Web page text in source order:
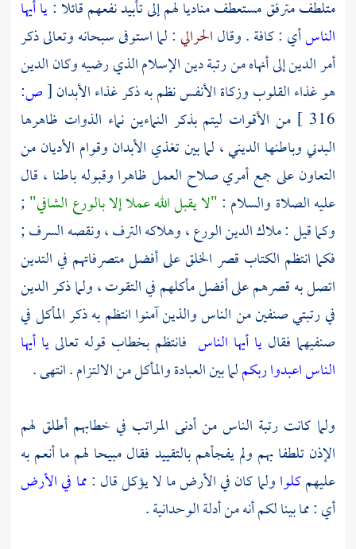
متلطف مترفق مستعطف مناديا لهم إلى تأبيد نفعهم قائلا :يا أيها
الناسأي : كافة . وقالالحرالي: لما استوفى سبحانه وتعالى ذكر
أمر الدين إلى أنهاه من رتبة دين الإسلام الذي رضيه وكان الدين
هو غذاء القلوب وزكاة الأنفس نظم به ذكر غذاء الأبدان[ص:
316 ]
من الأقوات ليتم بذكر النماءين نماء الذوات ظاهرها
البدني وباطنها الديني ، لما بين تغذي الأبدان وقوام الأديان من
التعاون على جمع أمري صلاح العمل ظاهرا وقبوله باطنا ، قال
عليه الصلاة والسلام :"لا يقبل الله عملا إلا بالورع الشافي";
وكما قيل : ملاك الدين الورع ، وهلاكه الترف ، ونقصه السرف ;
فكما انتظم الكتاب قصر الخلق على أفضل متصرفاتهم في التدين
اتصل به قصرهم على أفضل مأكلهم في التقوت ، ولما ذكر الدين
في رتبتي صنفين من الناس والذين آمنوا انتظم به ذكر المأكل في
صنفيهما فقاليا أيها الناس فانتظم بخطاب قوله تعالىيا أيها
الناس اعبدوا ربكملما بين العبادة والمأكل من الالتزام . انتهى .
ولما كانت رتبة الناس من أدنى المراتب في خطابهم أطلق لهم
الإذن تلطفا بهم ولم يفجأهم بالتقييد فقال مبيحا لهم ما أنعم به
عليهمكلواولما كان في الأرض ما لا يؤكل قال :مما في الأرض
أي : مما بينا لكم أنه من أدلة الوحدانية .